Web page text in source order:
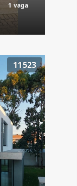
1 vaga
11523